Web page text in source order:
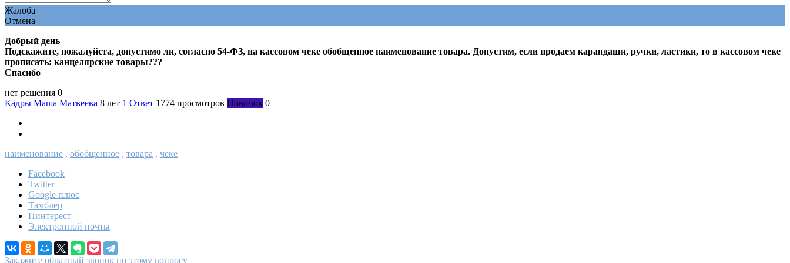
Жалоба
Отмена
Добрый день
Подскажите, пожалуйста, допустимо ли, согласно 54-ФЗ, на кассовом чеке обобщенное наименование товара. Допустим, если продаем карандаши, ручки, ластики, то в кассовом чеке
прописать: канцелярские товары???
Спасибо
нет решения 0
Кадры Маша Матвеева 8 лет 1 Ответ 1774 просмотров Новичок 0
наименование , обобщенное , товара , чеке
Facebook
Twitter
Google плюс
Тамблер
Пинтерест
Электронной почты
Закажите обратный звонок по этому вопросу